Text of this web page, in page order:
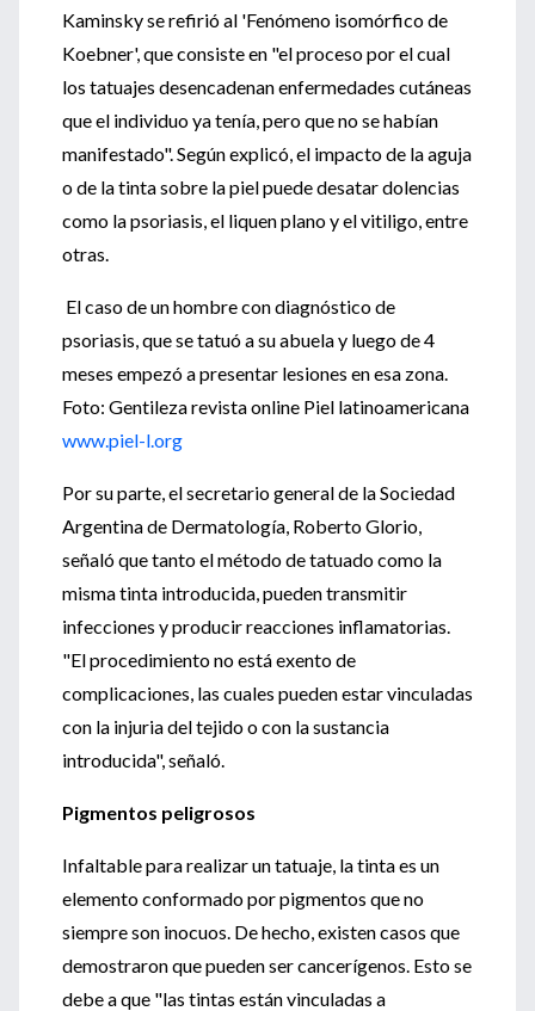
Kaminsky se refirió al 'Fenómeno isomórfico de
Koebner', que consiste en "el proceso por el cual
los tatuajes desencadenan enfermedades cutáneas
que el individuo ya tenía, pero que no se habían
manifestado". Según explicó, el impacto de la aguja
o de la tinta sobre la piel puede desatar dolencias
como la psoriasis, el liquen plano y el vitiligo, entre
otras.
El caso de un hombre con diagnóstico de
psoriasis, que se tatuó a su abuela y luego de 4
meses empezó a presentar lesiones en esa zona.
Foto: Gentileza revista online Piel latinoamericana
www.piel-l.org
Por su parte, el secretario general de la Sociedad
Argentina de Dermatología, Roberto Glorio,
señaló que tanto el método de tatuado como la
misma tinta introducida, pueden transmitir
infecciones y producir reacciones inflamatorias.
"El procedimiento no está exento de
complicaciones, las cuales pueden estar vinculadas
con la injuria del tejido o con la sustancia
introducida", señaló.
Pigmentos peligrosos
Infaltable para realizar un tatuaje, la tinta es un
elemento conformado por pigmentos que no
siempre son inocuos. De hecho, existen casos que
demostraron que pueden ser cancerígenos. Esto se
debe a que "las tintas están vinculadas a